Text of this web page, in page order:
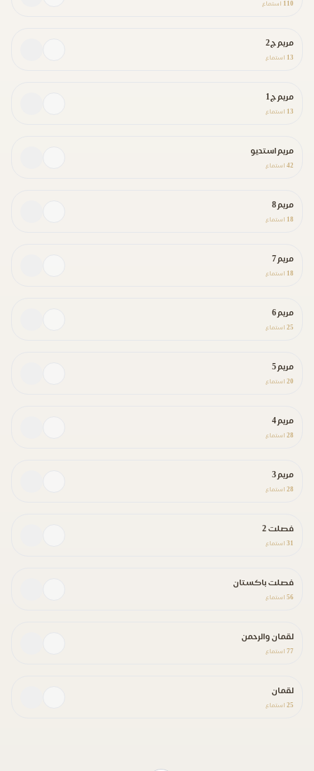
110 استماع
مريم ج2
13 استماع
مريم ج1
13 استماع
مريم استديو
42 استماع
مريم 8
18 استماع
مريم 7
18 استماع
مريم 6
25 استماع
مريم 5
20 استماع
مريم 4
28 استماع
مريم 3
28 استماع
فصلت 2
31 استماع
فصلت باكستان
56 استماع
لقمان والرحمن
77 استماع
لقمان
25 استماع